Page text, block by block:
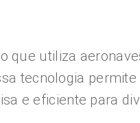
que utiliza
tecnologia
e eficiente para